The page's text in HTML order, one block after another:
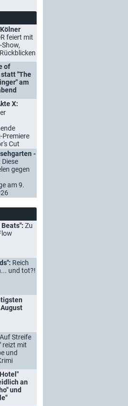
feiert mit
of
statt "The
am
X:
Premiere
Cut
-
Diese
gegen
am 9.
Zu
Reich
und tot?!
Auf Streife
reizt mit
und
an
und